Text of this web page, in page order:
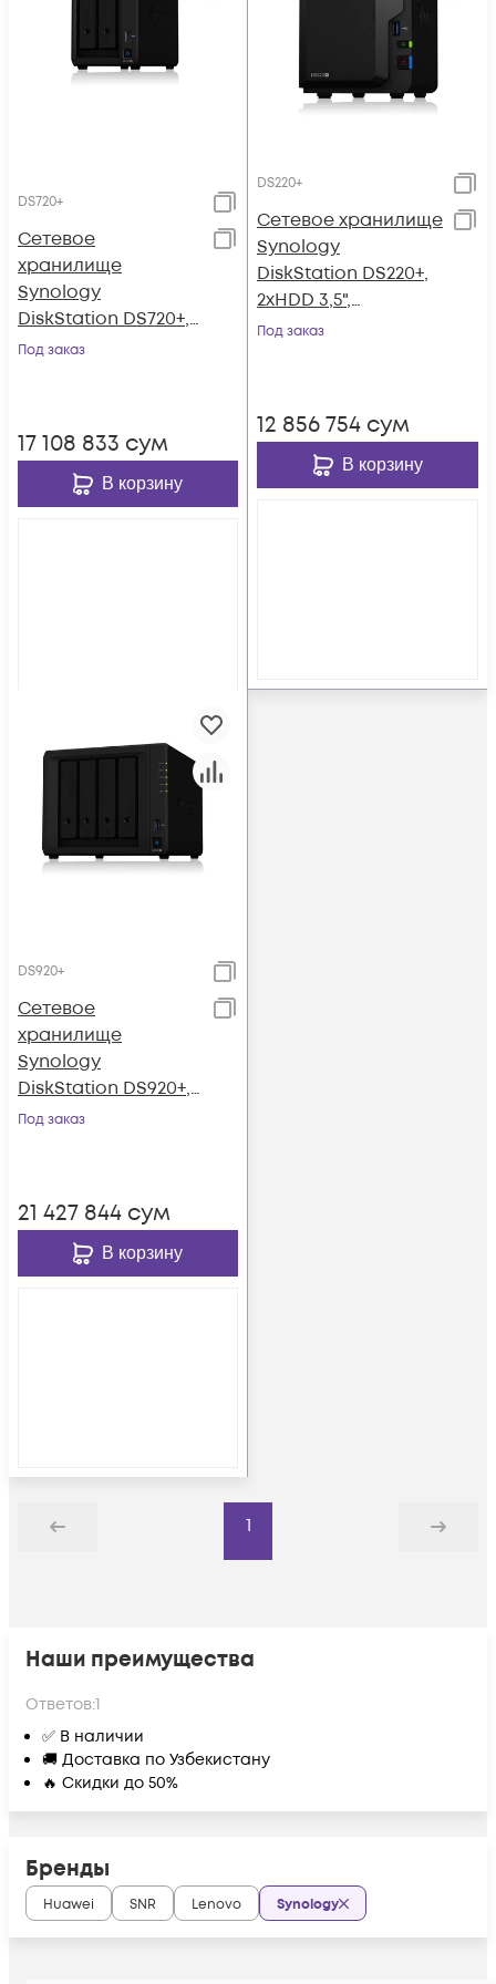
DS720+
Сетевое
хранилище
Synology
DiskStation DS720+,
2xHDD 3,5",
Под заказ
17 108 833 сум
В корзину
DS220+
Сетевое хранилище
Synology
DiskStation DS220+,
2xHDD 3,5",
2х1000Base-T, без
Под заказ
12 856 754 сум
В корзину
DS920+
Сетевое
хранилище
Synology
DiskStation DS920+,
4xHDD 3,5",
Под заказ
21 427 844 сум
В корзину
Назад
1
Дальше
Наши преимущества
Ответов:1
✅ В наличии
🚚 Доставка по Узбекистану
🔥 Скидки до 50%
Бренды
Huawei SNR Lenovo Synology